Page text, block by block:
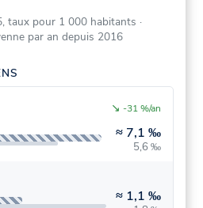
taux pour 1 000 habitants ·
par an depuis 2016
≈ 7,1 ‰
5,6 ‰
↘ -31 %/an
≈ 1,1 ‰